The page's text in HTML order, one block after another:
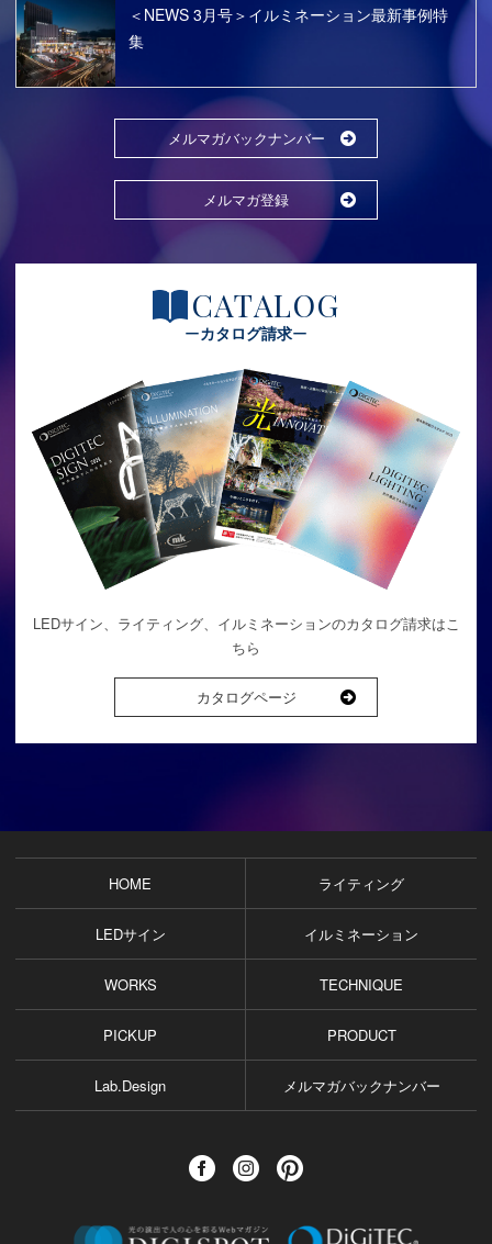
＜NEWS 3月号＞イルミネーション最新事例特
集
メルマガバックナンバー
メルマガ登録
CATALOG
カタログ請求
LEDサイン、ライティング、イルミネーションのカタログ請求はこ
ちら
カタログページ
HOME ライティング
LEDサイン イルミネーション
WORKS TECHNIQUE
PICKUP PRODUCT
Lab.Design メルマガバックナンバー